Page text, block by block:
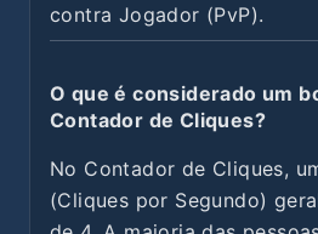
contra Jogador (PvP).
O que é considerado um
Contador de Cliques?
No Contador de Cliques,
(Cliques por Segundo)